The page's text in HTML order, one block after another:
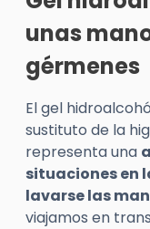
unas
gérmenes
El gel
sustituto de la
representa una
situaciones en
lavarse las
viajamos en